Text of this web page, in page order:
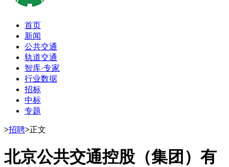
首页
新闻
公共交通
轨道交通
智库·专家
行业数据
招标
中标
专题
>招聘>正文
北京公共交通控股（集团）有